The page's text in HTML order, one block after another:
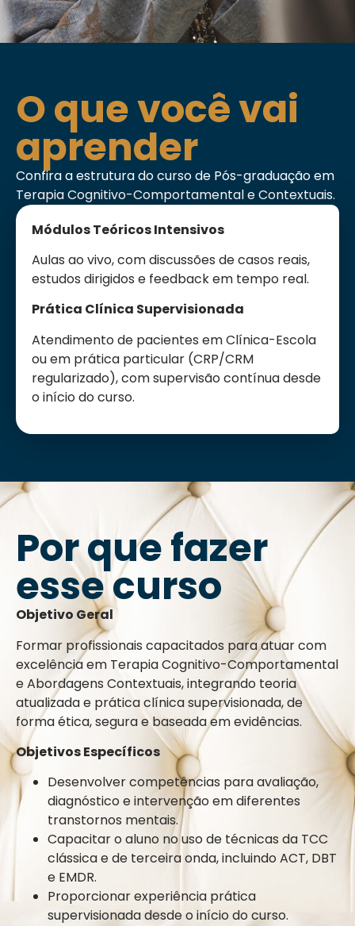
O que você vai
aprender
Confira a estrutura do curso de Pós-graduação em
Terapia Cognitivo-Comportamental e Contextuais.
Módulos Teóricos Intensivos
Aulas ao vivo, com discussões de casos reais,
estudos dirigidos e feedback em tempo real.
Prática Clínica Supervisionada
Atendimento de pacientes em Clínica-Escola
ou em prática particular (CRP/CRM
regularizado), com supervisão contínua desde
o início do curso.
Por que fazer
esse curso
Objetivo Geral
Formar profissionais capacitados para atuar com
excelência em Terapia Cognitivo-Comportamental
e Abordagens Contextuais, integrando teoria
atualizada e prática clínica supervisionada, de
forma ética, segura e baseada em evidências.
Objetivos Específicos
Desenvolver competências para avaliação,
diagnóstico e intervenção em diferentes
transtornos mentais.
Capacitar o aluno no uso de técnicas da TCC
clássica e de terceira onda, incluindo ACT, DBT
e EMDR.
Proporcionar experiência prática
supervisionada desde o início do curso.